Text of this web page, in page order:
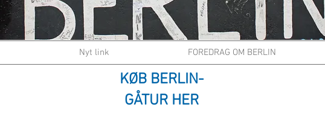
Nyt link FOREDRAG OM BERLIN
KØB BERLIN-
GÅTUR HER